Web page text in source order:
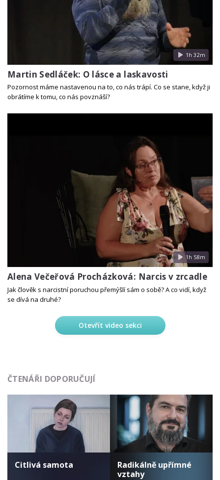
1h 32m
Martin Sedláček: O lásce a laskavosti
Pozornost máme nastavenou na to, co nás trápí. Co se stane, když ji
obrátíme k tomu, co nás povznáší?
1h 58m
Alena Večeřová Procházková: Narcis v zrcadle
Jak člověk s narcistní poruchou přemýšlí sám o sobě? A co vidí, když
se dívá na druhé?
Otevřít video sekci
ČTENÁŘI DOPORUČUJÍ
Citlivá samota
Radikálně upřímné
vztahy